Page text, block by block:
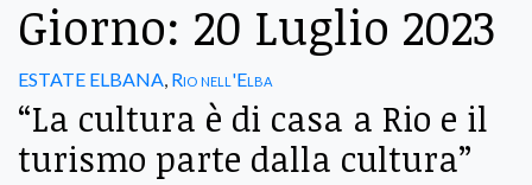
Giorno: 20 Luglio 2023
ESTATE ELBANA, Rio nell'Elba
“La cultura è di casa a Rio e il
turismo parte dalla cultura”